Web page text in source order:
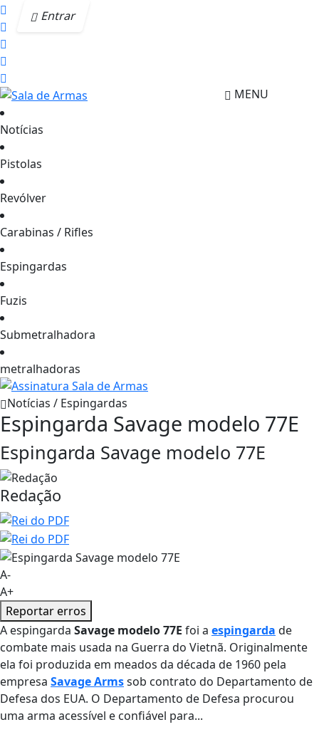
Entrar
MENU
Notícias
Pistolas
Revólver
Carabinas / Rifles
Espingardas
Fuzis
Submetralhadora
metralhadoras
Notícias / Espingardas
Espingarda Savage modelo 77E
Espingarda Savage modelo 77E
Redação
A-
A+
Reportar erros
A espingarda Savage modelo 77E foi a espingarda de
combate mais usada na Guerra do Vietnã. Originalmente
ela foi produzida em meados da década de 1960 pela
empresa Savage Armssob contrato do Departamento de
Defesa dos EUA. O Departamento de Defesa procurou
uma arma acessível e confiável para...